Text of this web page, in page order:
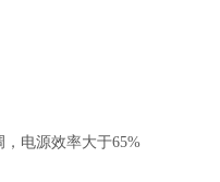
，电源效率大于65%